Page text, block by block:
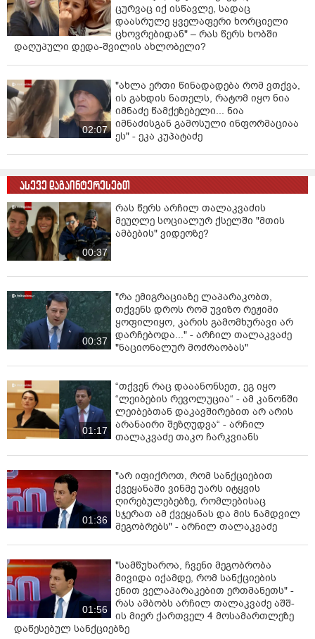
ცურვაც იქ ისწავლე, სადაც
დაასრულე ყველაფერი ხორციელი
ცხოვრებიდან" – რას წერს ხობში
დაღუპული დედა-შვილის ახლობელი?
02:07
"ახლა ერთი წინადადება რომ ვთქვა,
ის გახდის ნათელს, რატომ იყო ნია
იმნაძე წამქეზებელი... ნია
იმნაძისგან გამოსული ინფორმაციაა
ეს" - ეკა კუპატაძე
ასევე დაგაინტერესებთ
00:37
რას წერს არჩილ თალაკვაძის
მეუღლე სოციალურ ქსელში "მთის
ამბების" ვიდეოზე?
00:37
"რა ემიგრაციაზე ლაპარაკობთ,
თქვენს დროს რომ უვიზო რეჟიმი
ყოფილიყო, კარის გამომხურავი არ
დარჩებოდა..." - არჩილ თალაკვაძე
"ნაციონალურ მოძრაობას"
01:17
“თქვენ რაც დააანონსეთ, ეგ იყო
“ლეიბების რევოლუცია“ - ამ კანონში
ლეიბებთან დაკავშირებით არ არის
არანაირი შეზღუდვა“ - არჩილ
თალაკვაძე თაკო ჩარკვიანს
01:36
"არ იფიქროთ, რომ სანქციებით
ქვეყანაში ვინმე უარს იტყვის
ღირებულებებზე, რომლებისაც
სჯერათ ამ ქვეყანას და მის ნამდვილ
მეგობრებს" - არჩილ თალაკვაძე
01:56
"სამწუხაროა, ჩვენი მეგობრობა
მივიდა იქამდე, რომ სანქციების
ენით ველაპარაკებით ერთმანეთს" -
რას ამბობს არჩილ თალაკვაძე აშშ-
ის მიერ ქართველ 4 მოსამართლეზე
დაწესებულ სანქციებზე